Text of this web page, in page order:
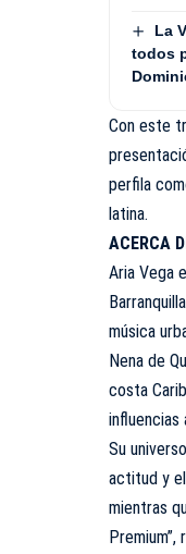
La
todos
Con este
perfila
latina.
ACERCA
Aria Vega
música
Nena de
costa
influencias
Su
actitud y
mientras